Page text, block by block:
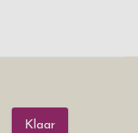
Klaar